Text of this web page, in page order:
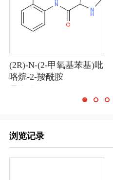
(2R)-N-(2-甲氧基苯基)吡
咯烷-2-羧酰胺
浏览记录